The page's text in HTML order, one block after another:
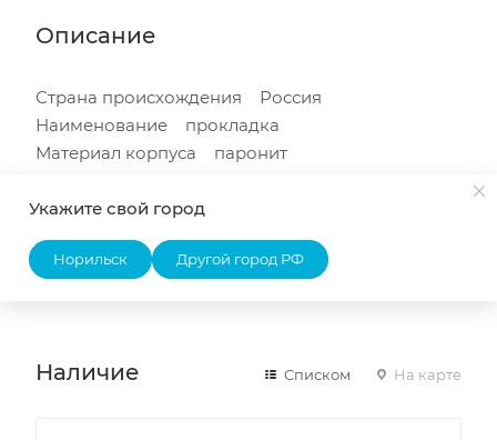
Описание
Страна происхождения Россия
Наименование прокладка
Материал корпуса паронит
PN, кгс/см2 10(16)
Рабочая среда вода
Масса, кг 0,066
Наличие Списком На карте
Укажите свой город
Норильск Другой город РФ